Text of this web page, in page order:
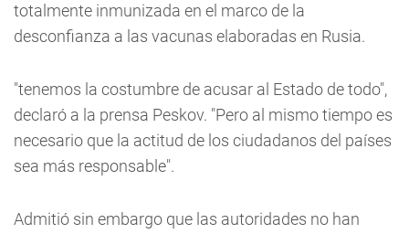
totalmente inmunizada en el marco de la
desconfianza a las vacunas elaboradas en Rusia.
"tenemos la costumbre de acusar al Estado de todo",
declaró a la prensa Peskov. "Pero al mismo tiempo es
necesario que la actitud de los ciudadanos del países
sea más responsable".
Admitió sin embargo que las autoridades no han